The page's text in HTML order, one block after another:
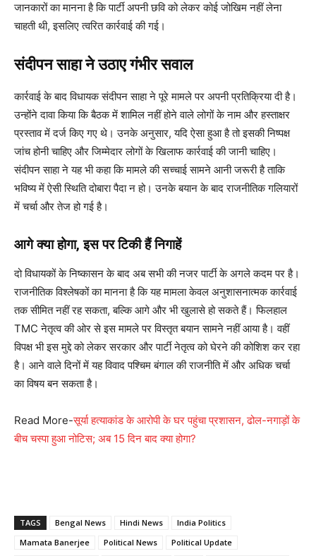
जानकारों का मानना है कि पार्टी अपनी छवि को लेकर कोई जोखिम नहीं लेना
चाहती थी, इसलिए त्वरित कार्रवाई की गई।
संदीपन साहा ने उठाए गंभीर सवाल
कार्रवाई के बाद विधायक संदीपन साहा ने पूरे मामले पर अपनी प्रतिक्रिया दी है।
उन्होंने दावा किया कि बैठक में शामिल नहीं होने वाले लोगों के नाम और हस्ताक्षर
प्रस्ताव में दर्ज किए गए थे। उनके अनुसार, यदि ऐसा हुआ है तो इसकी निष्पक्ष
जांच होनी चाहिए और जिम्मेदार लोगों के खिलाफ कार्रवाई की जानी चाहिए।
संदीपन साहा ने यह भी कहा कि मामले की सच्चाई सामने आनी जरूरी है ताकि
भविष्य में ऐसी स्थिति दोबारा पैदा न हो। उनके बयान के बाद राजनीतिक गलियारों
में चर्चा और तेज हो गई है।
आगे क्या होगा, इस पर टिकी हैं निगाहें
दो विधायकों के निष्कासन के बाद अब सभी की नजर पार्टी के अगले कदम पर है।
राजनीतिक विश्लेषकों का मानना है कि यह मामला केवल अनुशासनात्मक कार्रवाई
तक सीमित नहीं रह सकता, बल्कि आगे और भी खुलासे हो सकते हैं। फिलहाल
TMC नेतृत्व की ओर से इस मामले पर विस्तृत बयान सामने नहीं आया है। वहीं
विपक्ष भी इस मुद्दे को लेकर सरकार और पार्टी नेतृत्व को घेरने की कोशिश कर रहा
है। आने वाले दिनों में यह विवाद पश्चिम बंगाल की राजनीति में और अधिक चर्चा
का विषय बन सकता है।
Read More-सूर्या हत्याकांड के आरोपी के घर पहुंचा प्रशासन, ढोल-नगाड़ों के
बीच चस्पा हुआ नोटिस; अब 15 दिन बाद क्या होगा?
TAGS Bengal News Hindi News
India Politics
Mamata Banerjee
Political News
Political Update